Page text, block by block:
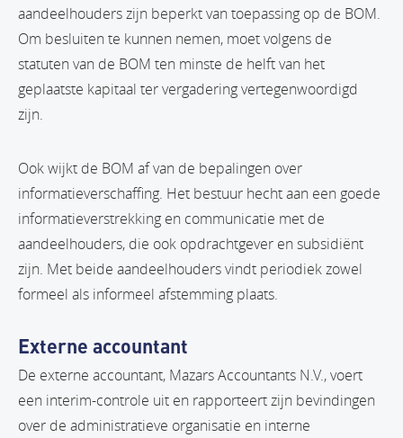
aandeelhouders zijn beperkt van toepassing op de BOM.
Om besluiten te kunnen nemen, moet volgens de
statuten van de BOM ten minste de helft van het
geplaatste kapitaal ter vergadering vertegenwoordigd
zijn.
Ook wijkt de BOM af van de bepalingen over
informatieverschaffing. Het bestuur hecht aan een goede
informatieverstrekking en communicatie met de
aandeelhouders, die ook opdrachtgever en subsidiënt
zijn. Met beide aandeelhouders vindt periodiek zowel
formeel als informeel afstemming plaats.
Externe accountant
De externe accountant, Mazars Accountants N.V., voert
een interim-controle uit en rapporteert zijn bevindingen
over de administratieve organisatie en interne